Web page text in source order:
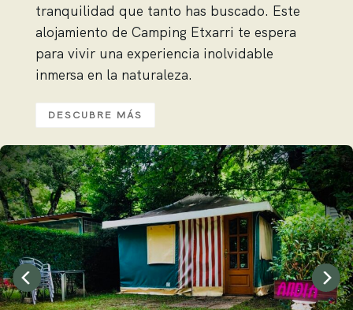
tranquilidad que tanto has buscado. Este
alojamiento de Camping Etxarri te espera
para vivir una experiencia inolvidable
inmersa en la naturaleza.
DESCUBRE MÁS